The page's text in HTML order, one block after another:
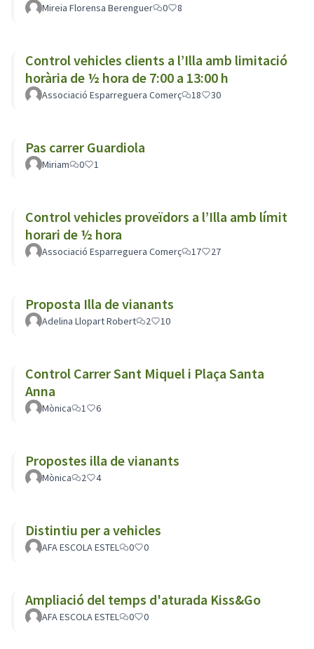
Mireia Florensa Berenguer 0 8
Control vehicles clients a l’Illa amb limitació
horària de ½ hora de 7:00 a 13:00 h
Associació Esparreguera Comerç 18 30
Pas carrer Guardiola
Miriam 0 1
Control vehicles proveïdors a l’Illa amb límit
horari de ½ hora
Associació Esparreguera Comerç 17 27
Proposta Illa de vianants
Adelina Llopart Robert 2 10
Control Carrer Sant Miquel i Plaça Santa
Anna
Mònica 1 6
Propostes illa de vianants
Mònica 2 4
Distintiu per a vehicles
AFA ESCOLA ESTEL 0 0
Ampliació del temps d'aturada Kiss&Go
AFA ESCOLA ESTEL 0 0